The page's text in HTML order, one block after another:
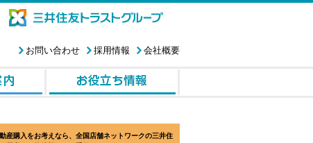
会社概要
採用情報
お問い合わせ
産購入をお考えなら、全国店舗ネットワークの三井住